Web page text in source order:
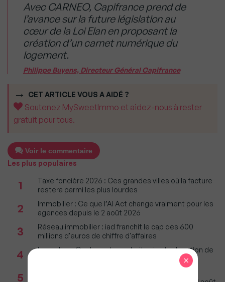
Avec CARNEO, Capifrance prend de
l’avance sur la future législation au
cœur de la Loi Elan en proposant la
création d’un carnet numérique du
logement.
Philippe Buyens, Directeur Général Capifrance
CET ARTICLE VOUS A AIDÉ ?
Soutenez MySweetImmo et aidez-nous à rester
gratuit pour tous.
Voir le commentaire
Les plus populaires
1
Taxe foncière 2026 : Ces grandes villes où la facture
restera parmi les plus lourdes
2
Immobilier : Ce que l’AI Act change vraiment pour les
agences depuis le 2 août 2026
3
Réseau immobilier : iad franchit le cap des 600
millions d'euros de chiffre d'affaires
4
Incendies : Quels sont vos droits si votre location de
5
×